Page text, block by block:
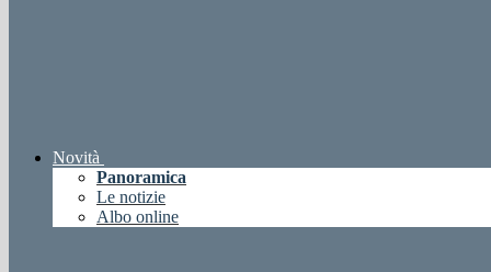
Novità
Panoramica
Le notizie
Albo online